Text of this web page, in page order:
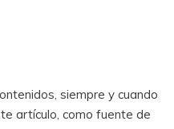
siempre y cuando
artículo, como fuente de